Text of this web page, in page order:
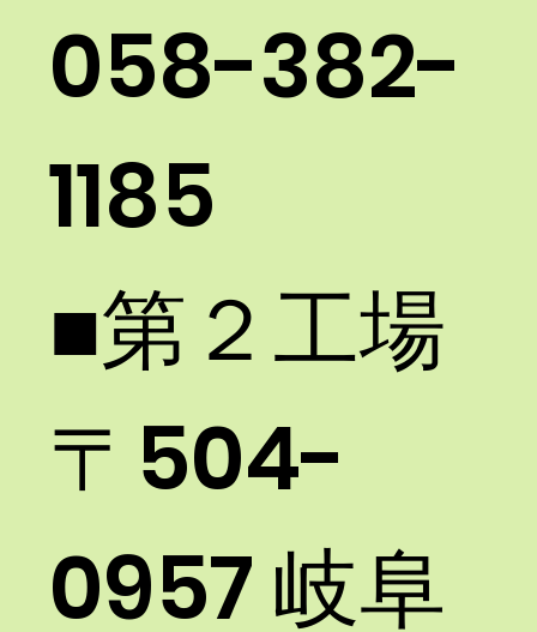
058-382-
1185​
■第２工場 ​
〒504-
0957 岐阜